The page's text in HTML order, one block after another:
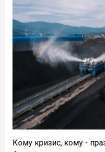
Кому кризис, кому -